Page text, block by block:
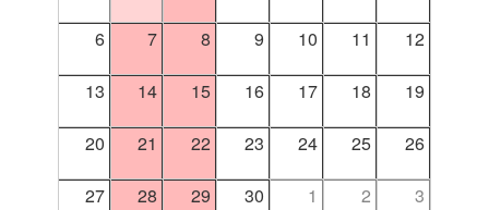
6 7 8 9 10 11 12
13 14 15 16 17 18 19
20 21 22 23 24 25 26
27 28 29 30 1 2 3